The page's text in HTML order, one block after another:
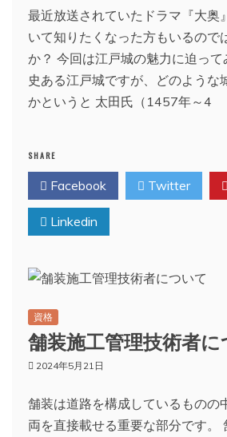
最近放送されていたドラマ『大奥
いて知りたくなった方もいるので
か？ 今回は江戸城の魅力に迫っ
史ある江戸城ですが、どのような
かというと 太田氏（1457年～4
SHARE
Facebook Twitter
Linkedin
資格
舗装施工管理技術者に
2024年5月21日
舗装は道路を構成しているものの
両を直接載せる重要な部分です。